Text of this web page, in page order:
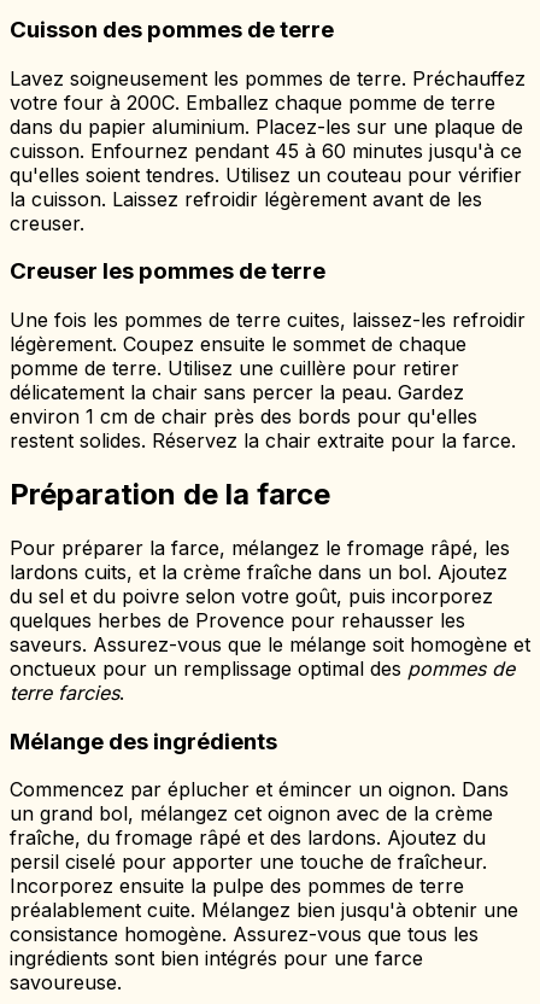
Cuisson des pommes de terre
Lavez soigneusement les pommes de terre. Préchauffez
votre four à 200C. Emballez chaque pomme de terre
dans du papier aluminium. Placez-les sur une plaque de
cuisson. Enfournez pendant 45 à 60 minutes jusqu'à ce
qu'elles soient tendres. Utilisez un couteau pour vérifier
la cuisson. Laissez refroidir légèrement avant de les
creuser.
Creuser les pommes de terre
Une fois les pommes de terre cuites, laissez-les refroidir
légèrement. Coupez ensuite le sommet de chaque
pomme de terre. Utilisez une cuillère pour retirer
délicatement la chair sans percer la peau. Gardez
environ 1 cm de chair près des bords pour qu'elles
restent solides. Réservez la chair extraite pour la farce.
Préparation de la farce
Pour préparer la farce, mélangez le fromage râpé, les
lardons cuits, et la crème fraîche dans un bol. Ajoutez
du sel et du poivre selon votre goût, puis incorporez
quelques herbes de Provence pour rehausser les
saveurs. Assurez-vous que le mélange soit homogène et
onctueux pour un remplissage optimal des pommes de
terre farcies.
Mélange des ingrédients
Commencez par éplucher et émincer un oignon. Dans
un grand bol, mélangez cet oignon avec de la crème
fraîche, du fromage râpé et des lardons. Ajoutez du
persil ciselé pour apporter une touche de fraîcheur.
Incorporez ensuite la pulpe des pommes de terre
préalablement cuite. Mélangez bien jusqu'à obtenir une
consistance homogène. Assurez-vous que tous les
ingrédients sont bien intégrés pour une farce
savoureuse.